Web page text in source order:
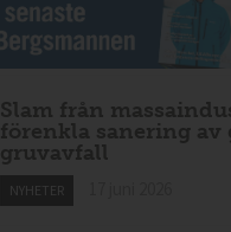
Slam från
förenkla sanering av
gruvavfall
NYHETER